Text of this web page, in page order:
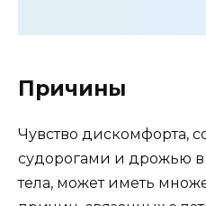
Причины
Чувство дискомфорта,
судорогами и дрожью в
тела, может иметь